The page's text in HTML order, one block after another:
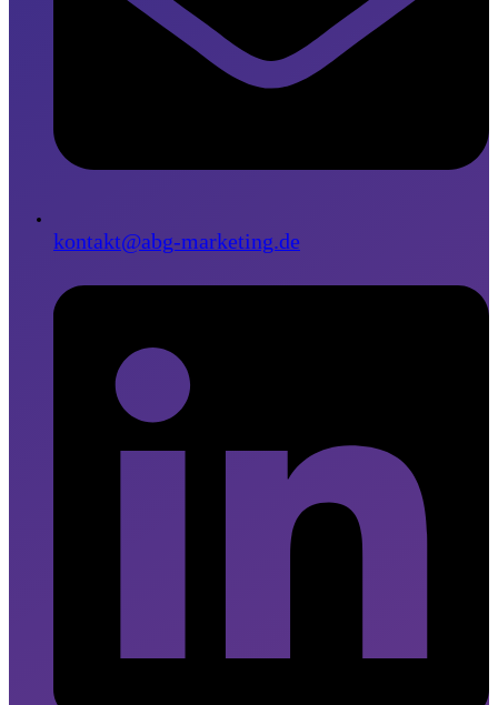
kontakt@abg-marketing.de